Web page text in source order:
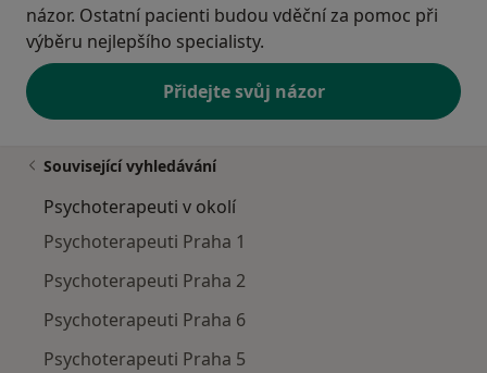
názor. Ostatní pacienti budou vděční za pomoc při
výběru nejlepšího specialisty.
Přidejte svůj názor
Související vyhledávání
Psychoterapeuti v okolí
Psychoterapeuti Praha 1
Psychoterapeuti Praha 2
Psychoterapeuti Praha 6
Psychoterapeuti Praha 5